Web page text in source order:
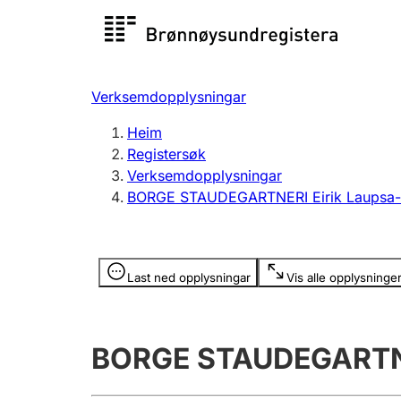
Registersøk
Registrere, endre, slette
Verksemdopplysningar
Heim
Registersøk
Verksemdopplysningar
BORGE STAUDEGARTNERI Eirik
Last ned opplysningar Vis alle opplysninger
Opplysninger er skjult
BORGE